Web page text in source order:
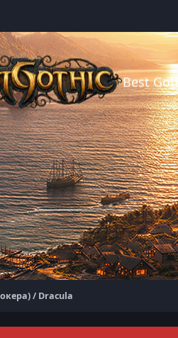
Best
/ Dracula